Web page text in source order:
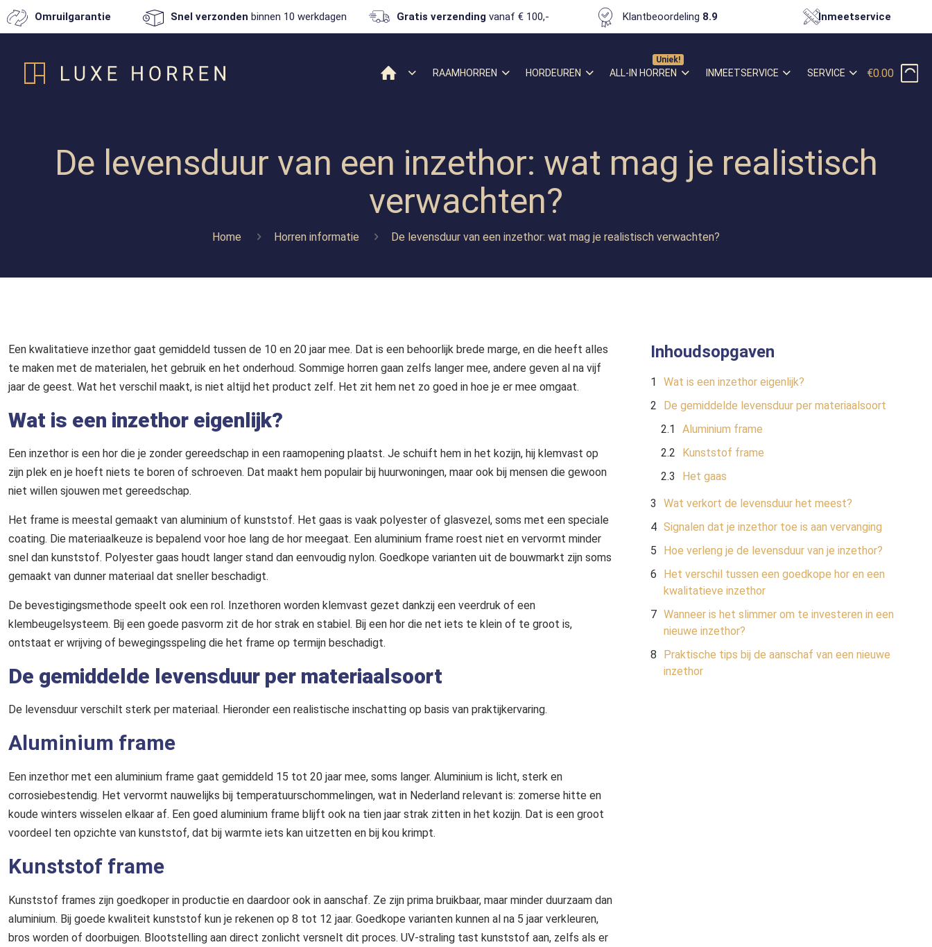
Omruilgarantie Snel verzonden binnen 10 werkdagen Gratis verzendingvanaf € 100,- Klantbeoordeling 8.9 Inmeetservice
RAAMHORREN HORDEUREN ALL-IN HORREN INMEETSERVICE SERVICE €0.00
De levensduur van een inzethor: wat mag je realistisch
verwachten?
Home Horren informatie De levensduur van een inzethor: wat mag je realistisch verwachten?
Een kwalitatieve inzethor gaat gemiddeld tussen de 10 en 20 jaar mee. Dat is een behoorlijk brede marge, en die heeft alles
te maken met de materialen, het gebruik en het onderhoud. Sommige horren gaan zelfs langer mee, andere geven al na vijf
jaar de geest. Wat het verschil maakt, is niet altijd het product zelf. Het zit hem net zo goed in hoe je er mee omgaat.
Wat is een inzethor eigenlijk?
Een inzethor is een hor die je zonder gereedschap in een raamopening plaatst. Je schuift hem in het kozijn, hij klemvast op
zijn plek en je hoeft niets te boren of schroeven. Dat maakt hem populair bij huurwoningen, maar ook bij mensen die gewoon
niet willen sjouwen met gereedschap.
Het frame is meestal gemaakt van aluminium of kunststof. Het gaas is vaak polyester of glasvezel, soms met een speciale
coating. Die materiaalkeuze is bepalend voor hoe lang de hor meegaat. Een aluminium frame roest niet en vervormt minder
snel dan kunststof. Polyester gaas houdt langer stand dan eenvoudig nylon. Goedkope varianten uit de bouwmarkt zijn soms
gemaakt van dunner materiaal dat sneller beschadigt.
De bevestigingsmethode speelt ook een rol. Inzethoren worden klemvast gezet dankzij een veerdruk of een
klembeugelsysteem. Bij een goede pasvorm zit de hor strak en stabiel. Bij een hor die net iets te klein of te groot is,
ontstaat er wrijving of bewegingsspeling die het frame op termijn beschadigt.
De gemiddelde levensduur per materiaalsoort
De levensduur verschilt sterk per materiaal. Hieronder een realistische inschatting op basis van praktijkervaring.
Aluminium frame
Een inzethor met een aluminium frame gaat gemiddeld 15 tot 20 jaar mee, soms langer. Aluminium is licht, sterk en
corrosiebestendig. Het vervormt nauwelijks bij temperatuurschommelingen, wat in Nederland relevant is: zomerse hitte en
koude winters wisselen elkaar af. Een goed aluminium frame blijft ook na tien jaar strak zitten in het kozijn. Dat is een groot
voordeel ten opzichte van kunststof, dat bij warmte iets kan uitzetten en bij kou krimpt.
Kunststof frame
Kunststof frames zijn goedkoper in productie en daardoor ook in aanschaf. Ze zijn prima bruikbaar, maar minder duurzaam dan
aluminium. Bij goede kwaliteit kunststof kun je rekenen op 8 tot 12 jaar. Goedkope varianten kunnen al na 5 jaar verkleuren,
bros worden of doorbuigen. Blootstelling aan direct zonlicht versnelt dit proces. UV-straling tast kunststof aan, zelfs als er
Inhoudsopgaven
Wat is een inzethor eigenlijk?
De gemiddelde levensduur per materiaalsoort
Aluminium frame
Kunststof frame
Het gaas
Wat verkort de levensduur het meest?
Signalen dat je inzethor toe is aan vervanging
Hoe verleng je de levensduur van je inzethor?
Het verschil tussen een goedkope hor en een
kwalitatieve inzethor
Wanneer is het slimmer om te investeren in een
nieuwe inzethor?
Praktische tips bij de aanschaf van een nieuwe
inzethor